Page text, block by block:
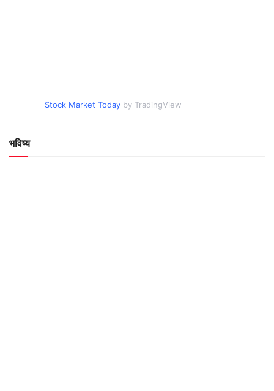
Stock Market Today by TradingView
भविष्य